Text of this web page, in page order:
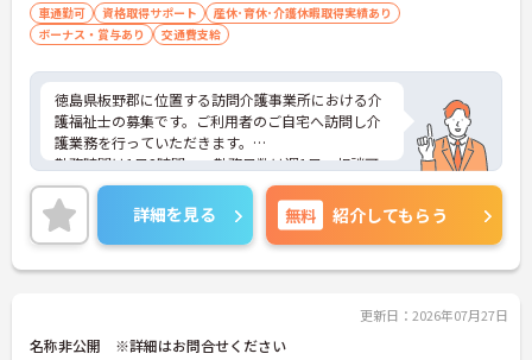
車通勤可 資格取得サポート
産休･育休･介護休暇取得実績あり
ボーナス・賞与あり
交通費支給
徳島県板野郡に位置する訪問介護事業所における介
護福祉士の募集です。ご利用者のご自宅へ訪問し介
護業務を行っていただきます。
勤務時間は1日2時間～、勤務日数は週1日～相談可
能です。未経験の方やブランクがある方も歓迎で
す。残業は基本ないので、ワークライフバランスを
保ちながらご勤務いただけます。
ご興味のある方には、面接対策ポイントなど、さら
に詳細をお話しいたしますのでお気軽にご相談くだ
詳細を見る 無料 紹介してもらう
更新日：2026年07月27日
名称非公開 ※詳細はお問合せください